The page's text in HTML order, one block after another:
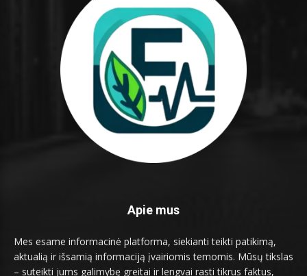
Apie mus
Mes esame informacinė platforma, siekianti teikti patikimą,
aktualią ir išsamią informaciją įvairiomis temomis. Mūsų tikslas
– suteikti jums galimybę greitai ir lengvai rasti tikrus faktus,